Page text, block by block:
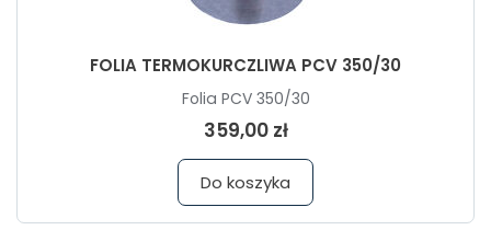
FOLIA TERMOKURCZLIWA PCV 350/30
Folia PCV 350/30
359,00 zł
Do koszyka